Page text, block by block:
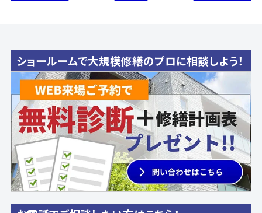
ショールームで大規模修繕のプロに相談しよう！